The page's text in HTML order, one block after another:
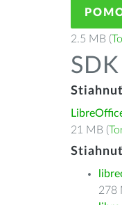
2.5 MB (
21 MB (
278